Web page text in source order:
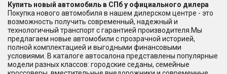
Купить новый автомобиль в СПб у официального дилера
Покупка нового автомобиля в нашем дилерском центре - это
возможность получить современный, надежный и
технологичный транспорт с гарантией производителя.Мы
предлагаем новые автомобили с прозрачной историей,
полной комплектацией и выгодными финансовыми
условиями. В каталоге автосалона представлены популярные
модели разных классов: городские седаны, семейные